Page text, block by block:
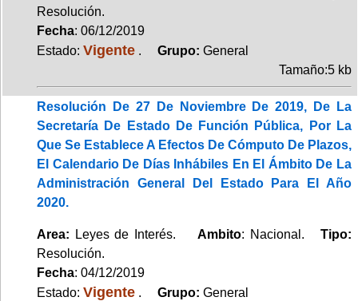
Resolución.
Fecha: 06/12/2019
Estado: Vigente . Grupo: General
Tamaño:5 kb
Resolución De 27 De Noviembre De 2019, De La
Secretaría De Estado De Función Pública, Por La
Que Se Establece A Efectos De Cómputo De Plazos,
El Calendario De Días Inhábiles En El Ámbito De La
Administración General Del Estado Para El Año
2020.
Area: Leyes de Interés.Ambito: Nacional.Tipo:
Resolución.
Fecha: 04/12/2019
Estado: Vigente . Grupo: General